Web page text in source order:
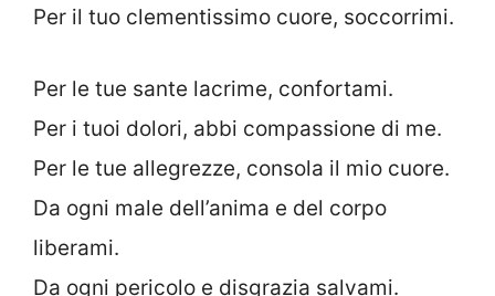
Per il tuo clementissimo cuore, soccorrimi.
Per le tue sante lacrime, confortami.
Per i tuoi dolori, abbi compassione di me.
Per le tue allegrezze, consola il mio cuore.
Da ogni male dell’anima e del corpo
liberami.
Da ogni pericolo e disgrazia salvami.